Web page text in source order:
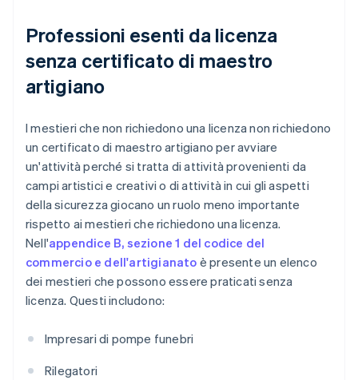
Professioni esenti da licenza
senza certificato di maestro
artigiano
I mestieri che non richiedono una licenza non richiedono
un certificato di maestro artigiano per avviare
un'attività perché si tratta di attività provenienti da
campi artistici e creativi o di attività in cui gli aspetti
della sicurezza giocano un ruolo meno importante
rispetto ai mestieri che richiedono una licenza.
Nell'appendice B, sezione 1 del codice del
commercio e dell'artigianato è presente un elenco
dei mestieri che possono essere praticati senza
licenza. Questi includono:
Impresari di pompe funebri
Rilegatori